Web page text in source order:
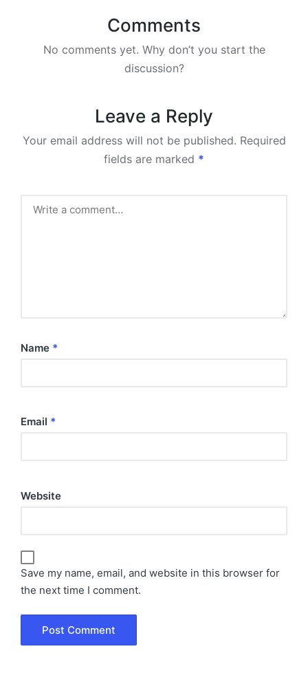
Comments
No comments yet. Why don’t you start the
discussion?
Leave a Reply
Your email address will not be published. Required
fields are marked *
Name *
Email *
Website
Save my name, email, and website in this browser for
the next time I comment.